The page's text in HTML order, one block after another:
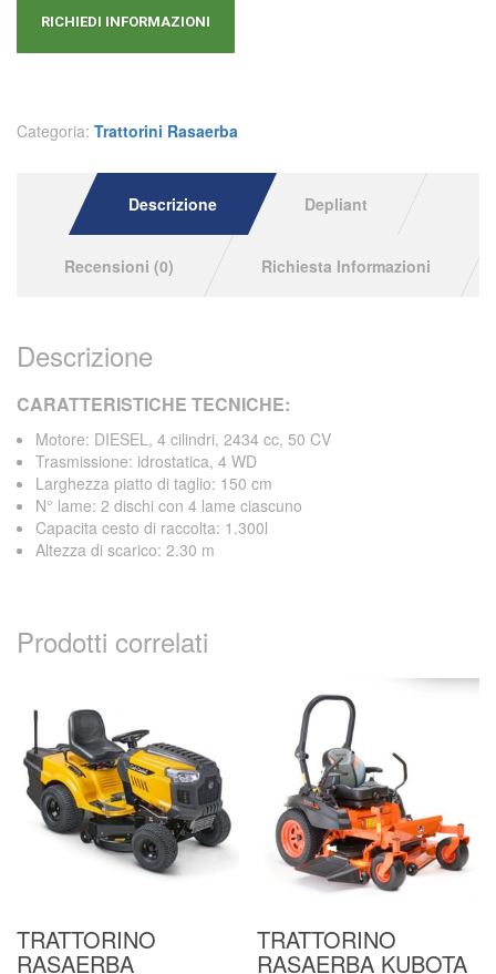
RICHIEDI INFORMAZIONI
Categoria: Trattorini Rasaerba
Descrizione Depliant
Recensioni (0) Richiesta Informazioni
Descrizione
CARATTERISTICHE TECNICHE:
Motore: DIESEL, 4 cilindri, 2434 cc, 50 CV
Trasmissione: idrostatica, 4 WD
Larghezza piatto di taglio: 150 cm
N° lame: 2 dischi con 4 lame ciascuno
Capacita cesto di raccolta: 1.300l
Altezza di scarico: 2.30 m
Prodotti correlati
TRATTORINO
RASAERBA
TRATTORINO
RASAERBA KUBOTA